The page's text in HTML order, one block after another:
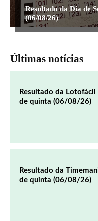
Resultado da Dia de
(06/08/26)
Últimas notícias
Resultado da
de quinta (06/08/26)
Resultado da
de quinta (06/08/26)